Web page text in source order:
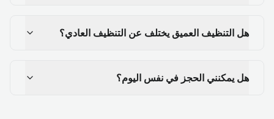
هل التنظيف العميق يختلف عن التنظيف العادي؟
هل يمكنني الحجز في نفس اليوم؟